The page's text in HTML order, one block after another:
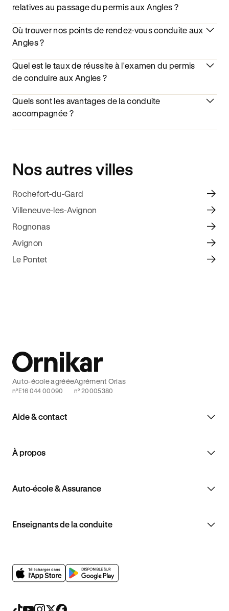
relatives au passage du permis aux Angles ?
Où trouver nos points de rendez-vous conduite aux
Angles ?
Quel est le taux de réussite à l'examen du permis
de conduire aux Angles ?
Quels sont les avantages de la conduite
accompagnée ?
Nos autres villes
Rochefort-du-Gard
Villeneuve-les-Avignon
Rognonas
Avignon
Le Pontet
Aide & contact
À propos
Auto-école & Assurance
Enseignants de la conduite
Auto-école agréée
n°E16 044 00090
Agrément Orias
n° 20005380